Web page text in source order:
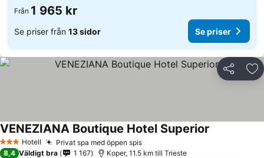
Från 1 965 kr
Se priser från 13 sidor Se priser
Dela
3 StjärnorHotell Privat spa med öppen spisSe priser
VENEZIANA Boutique Hotel Superior
8,4 Väldigt bra 1 167 Koper, 11.5 km till Trieste